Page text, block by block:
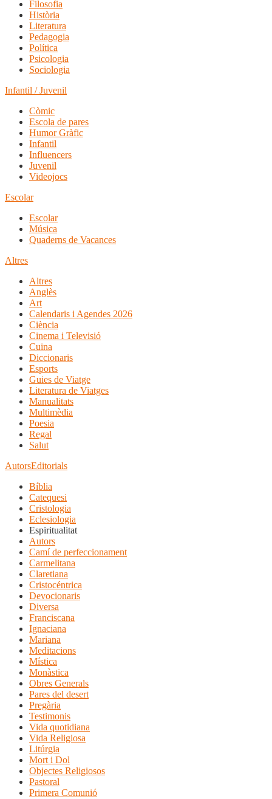
Filosofia
Història
Literatura
Pedagogia
Política
Psicologia
Sociologia
Infantil / Juvenil
Còmic
Escola de pares
Humor Gràfic
Infantil
Influencers
Juvenil
Videojocs
Escolar
Escolar
Música
Quaderns de Vacances
Altres
Altres
Anglès
Art
Calendaris i Agendes 2026
Ciència
Cinema i Televisió
Cuina
Diccionaris
Esports
Guies de Viatge
Literatura de Viatges
Manualitats
Multimèdia
Poesia
Regal
Salut
AutorsEditorials
Bíblia
Catequesi
Cristologia
Eclesiologia
Espiritualitat
Autors
Camí de perfeccionament
Carmelitana
Claretiana
Cristocéntrica
Devocionaris
Diversa
Franciscana
Ignaciana
Mariana
Meditacions
Mística
Monàstica
Obres Generals
Pares del desert
Pregària
Testimonis
Vida quotidiana
Vida Religiosa
Litúrgia
Mort i Dol
Objectes Religiosos
Pastoral
Primera Comunió